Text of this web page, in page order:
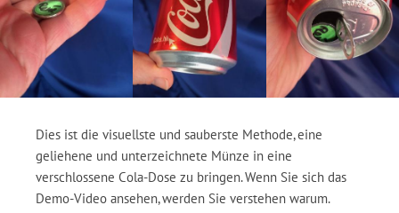
Dies ist die visuellste und sauberste Methode, eine
geliehene und unterzeichnete Münze in eine
verschlossene Cola-Dose zu bringen. Wenn Sie sich das
Demo-Video ansehen, werden Sie verstehen warum.